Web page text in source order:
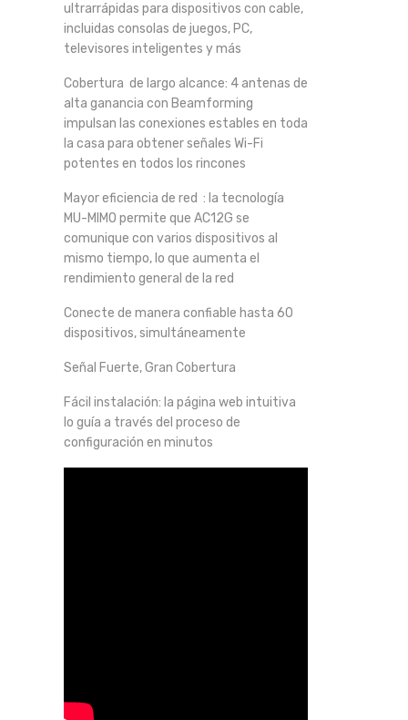
ultrarrápidas para dispositivos con cable,
incluidas consolas de juegos, PC,
televisores inteligentes y más
Cobertura de largo alcance: 4 antenas de
alta ganancia con Beamforming
impulsan las conexiones estables en toda
la casa para obtener señales Wi-Fi
potentes en todos los rincones
Mayor eficiencia de red : la tecnología
MU-MIMO permite que AC12G se
comunique con varios dispositivos al
mismo tiempo, lo que aumenta el
rendimiento general de la red
Conecte de manera confiable hasta 60
dispositivos, simultáneamente
Señal Fuerte, Gran Cobertura
Fácil instalación: la página web intuitiva
lo guía a través del proceso de
configuración en minutos